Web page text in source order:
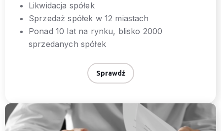
Likwidacja spółek
Sprzedaż spółek w 12 miastach
Ponad 10 lat na rynku, blisko 2000
sprzedanych spółek
Sprawdź